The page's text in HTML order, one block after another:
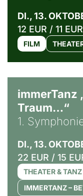
DI., 13.
12 EUR / 11 EUR
FILM
immerTanz
Traum…“
1.
DI., 13.
22 EUR / 15
THEATER & TANZ
IMMERTANZ –